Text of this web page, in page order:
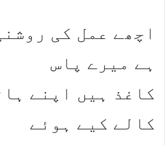
اچھے عمل کی
ہے میرے پاس
کاغذ ہیں اپنے
کالے کیے ہوئے